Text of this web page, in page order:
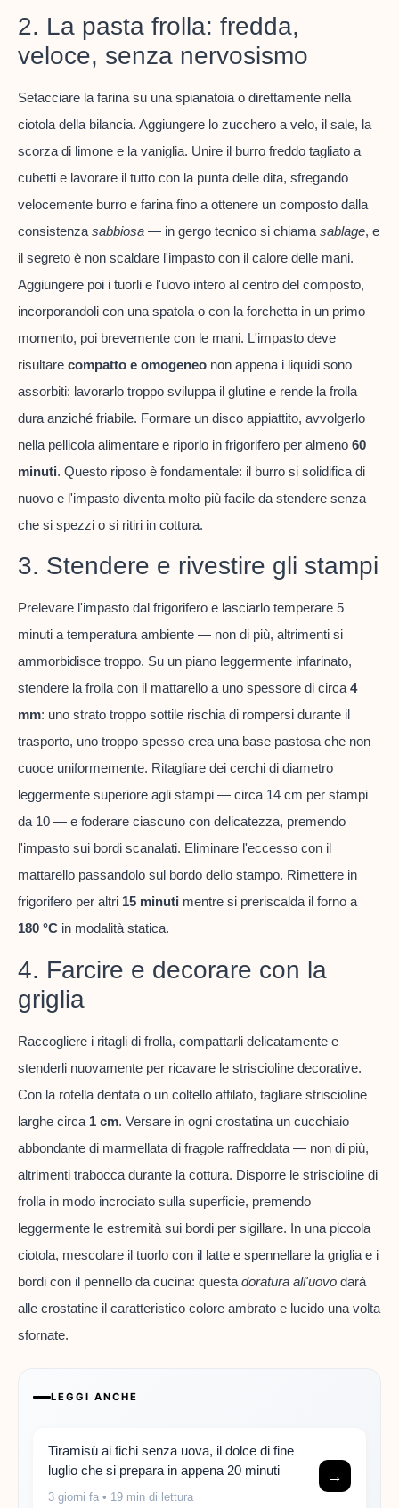
2. La pasta frolla: fredda,
veloce, senza nervosismo
Setacciare la farina su una spianatoia o direttamente nella
ciotola della bilancia. Aggiungere lo zucchero a velo, il sale, la
scorza di limone e la vaniglia. Unire il burro freddo tagliato a
cubetti e lavorare il tutto con la punta delle dita, sfregando
velocemente burro e farina fino a ottenere un composto dalla
consistenza sabbiosa — in gergo tecnico si chiama sablage, e
il segreto è non scaldare l'impasto con il calore delle mani.
Aggiungere poi i tuorli e l'uovo intero al centro del composto,
incorporandoli con una spatola o con la forchetta in un primo
momento, poi brevemente con le mani. L'impasto deve
risultare compatto e omogeneo non appena i liquidi sono
assorbiti: lavorarlo troppo sviluppa il glutine e rende la frolla
dura anziché friabile. Formare un disco appiattito, avvolgerlo
nella pellicola alimentare e riporlo in frigorifero per almeno 60
minuti. Questo riposo è fondamentale: il burro si solidifica di
nuovo e l'impasto diventa molto più facile da stendere senza
che si spezzi o si ritiri in cottura.
3. Stendere e rivestire gli stampi
Prelevare l'impasto dal frigorifero e lasciarlo temperare 5
minuti a temperatura ambiente — non di più, altrimenti si
ammorbidisce troppo. Su un piano leggermente infarinato,
stendere la frolla con il mattarello a uno spessore di circa 4
mm: uno strato troppo sottile rischia di rompersi durante il
trasporto, uno troppo spesso crea una base pastosa che non
cuoce uniformemente. Ritagliare dei cerchi di diametro
leggermente superiore agli stampi — circa 14 cm per stampi
da 10 — e foderare ciascuno con delicatezza, premendo
l'impasto sui bordi scanalati. Eliminare l'eccesso con il
mattarello passandolo sul bordo dello stampo. Rimettere in
frigorifero per altri 15 minuti mentre si preriscalda il forno a
180 °C in modalità statica.
4. Farcire e decorare con la
griglia
Raccogliere i ritagli di frolla, compattarli delicatamente e
stenderli nuovamente per ricavare le striscioline decorative.
Con la rotella dentata o un coltello affilato, tagliare striscioline
larghe circa 1 cm. Versare in ogni crostatina un cucchiaio
abbondante di marmellata di fragole raffreddata — non di più,
altrimenti trabocca durante la cottura. Disporre le striscioline di
frolla in modo incrociato sulla superficie, premendo
leggermente le estremità sui bordi per sigillare. In una piccola
ciotola, mescolare il tuorlo con il latte e spennellare la griglia e i
bordi con il pennello da cucina: questa doratura all'uovo darà
alle crostatine il caratteristico colore ambrato e lucido una volta
sfornate.
LEGGI ANCHE
Tiramisù ai fichi senza uova, il dolce di fine
luglio che si prepara in appena 20 minuti
3 giorni fa • 19 min di lettura
→